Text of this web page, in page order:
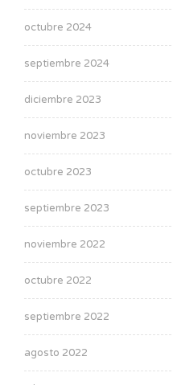
octubre 2024
septiembre 2024
diciembre 2023
noviembre 2023
octubre 2023
septiembre 2023
noviembre 2022
octubre 2022
septiembre 2022
agosto 2022